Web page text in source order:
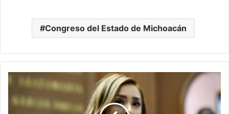
Congreso del Estado de Michoacán
Grecia
Aguilar
Promueve
Reforma